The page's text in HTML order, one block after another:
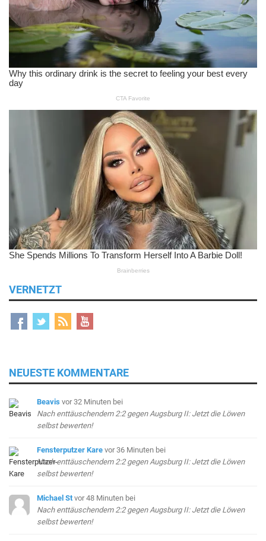
VERNETZT
NEUESTE KOMMENTARE
Beavis vor 32 Minuten bei
Nach enttäuschendem 2:2 gegen Augsburg II: Jetzt die Löwen
selbst bewerten!
Fensterputzer Kare vor 36 Minuten bei
Nach enttäuschendem 2:2 gegen Augsburg II: Jetzt die Löwen
selbst bewerten!
Michael St vor 48 Minuten bei
Nach enttäuschendem 2:2 gegen Augsburg II: Jetzt die Löwen
selbst bewerten!